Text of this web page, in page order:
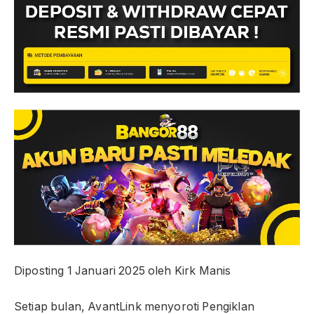
Diposting 1 Januari 2025 oleh Kirk Manis
Setiap bulan, AvantLink menyoroti Pengiklan